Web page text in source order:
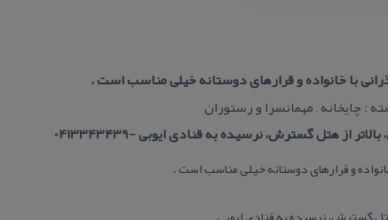
با خانواده و قرارهای دوستانه خیلی مناسب است .
: چایخانه , مهمانسرا و رستوران
از هتل گسترش، نرسیده به قنادی ایوبی -0413343439
و قرارهای دوستانه خیلی مناسب است .